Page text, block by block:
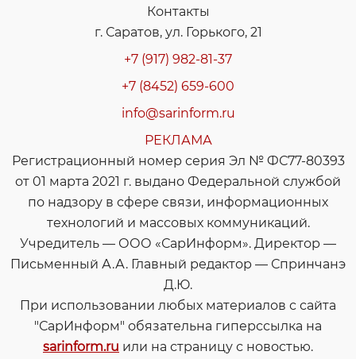
Контакты
г. Саратов, ул. Горького, 21
+7 (917) 982-81-37
+7 (8452) 659-600
info@sarinform.ru
РЕКЛАМА
Регистрационный номер серия Эл № ФС77-80393
от 01 марта 2021 г. выдано Федеральной службой
по надзору в сфере связи, информационных
технологий и массовых коммуникаций.
Учредитель — ООО «СарИнформ». Директор —
Письменный А.А. Главный редактор — Спринчанэ
Д.Ю.
При использовании любых материалов с сайта
"СарИнформ" обязательна гиперссылка на
sarinform.ru или на страницу с новостью.